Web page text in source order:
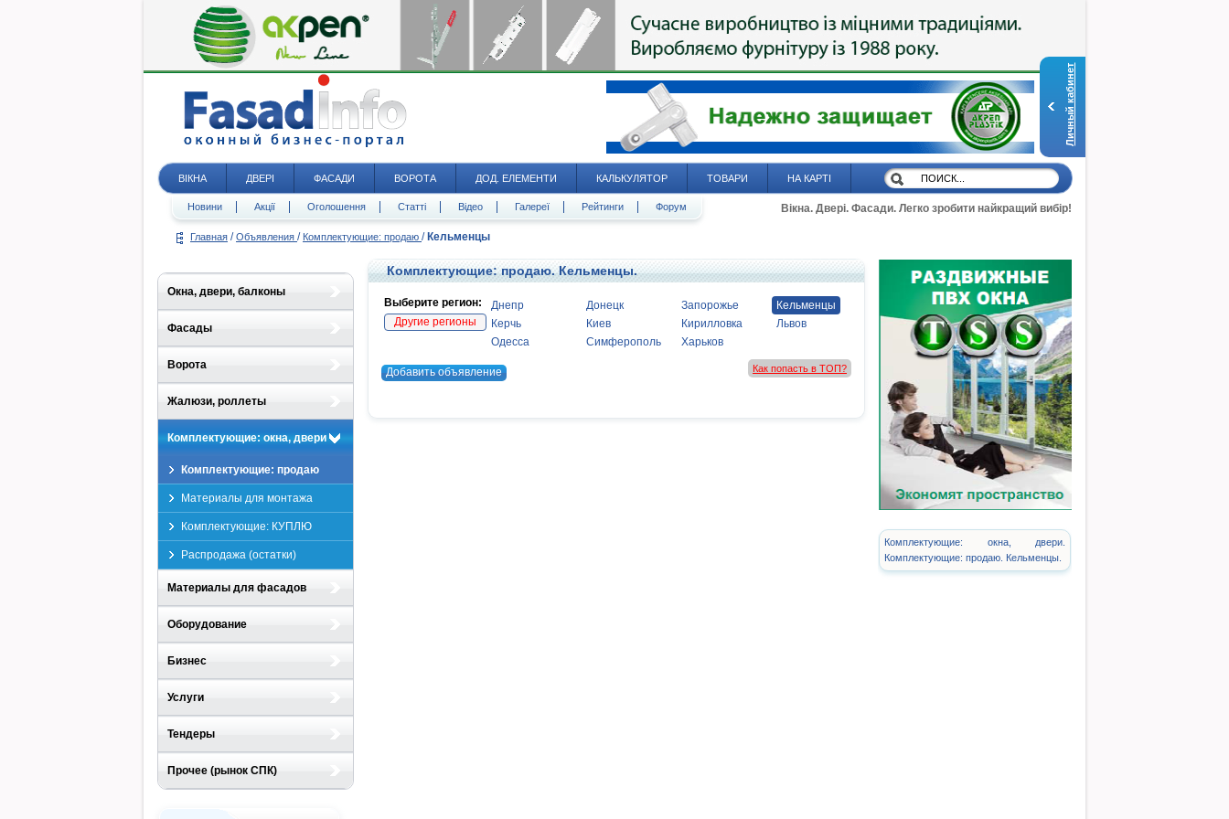
Личный кабинет
ВІКНА ДВЕРІ ФАСАДИ ВОРОТА ДОД. ЕЛЕМЕНТИ КАЛЬКУЛЯТОР ТОВАРИ НА КАРТІ
Новини Акції Оголошення Статті Відео Галереї Рейтинги Форум Вікна. Двері. Фасади. Легко зробити найкращий вибір!
Главная / Объявления / Комплектующие: продаю / Кельменцы
Окна, двери, балконы
Фасады
Ворота
Жалюзи, роллеты
Комплектующие: окна, двери
Комплектующие: продаю
Материалы для монтажа
Комплектующие: КУПЛЮ
Распродажа (остатки)
Материалы для фасадов
Оборудование
Бизнес
Услуги
Тендеры
Прочее (рынок СПК)
Комплектующие: продаю. Кельменцы.
Выберите регион:
Другие регионы
Днепр Донецк Запорожье
Кельменцы
Керчь
Киев Кирилловка
Львов
Одесса
Симферополь Харьков
Добавить объявление Как попасть в ТОП?
Комплектующие: окна, двери.
Комплектующие: продаю. Кельменцы.